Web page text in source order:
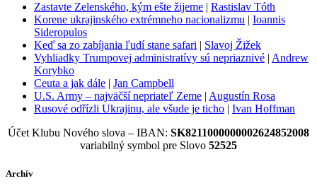
Zastavte Zelenského, kým ešte žijeme | Rastislav Tóth
Korene ukrajinského extrémneho nacionalizmu | Ioannis
Sideropulos
Keď sa zo zabíjania ľudí stane safari | Slavoj Žižek
Vyhliadky Trumpovej administratívy sú nepriaznivé | Andrew
Korybko
Ceuta a jak dále | Jan Campbell
U.S. Army – najväčší nepriateľ Zeme | Augustín Rosa
Rusové odřízli Ukrajinu, ale všude je ticho | Ivan Hoffman
Účet Klubu Nového slova – IBAN: SK8211000000002624852008
variabilný symbol pre Slovo 52525
Archív